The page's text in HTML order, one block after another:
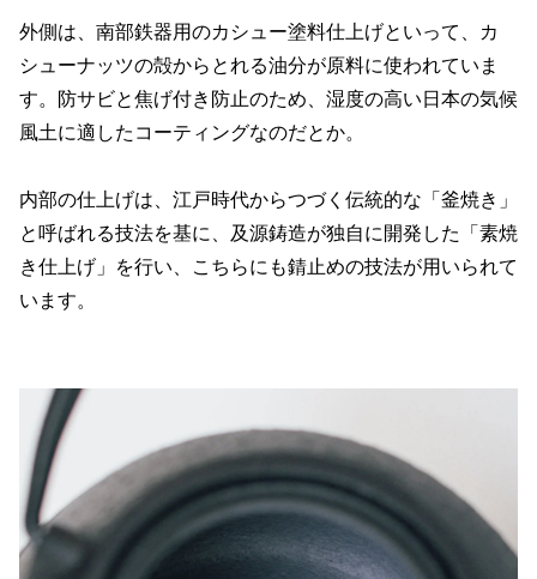
外側は、南部鉄器用のカシュー塗料仕上げといって、カ
シューナッツの殻からとれる油分が原料に使われていま
す。防サビと焦げ付き防止のため、湿度の高い日本の気候
風土に適したコーティングなのだとか。
内部の仕上げは、江戸時代からつづく伝統的な「釜焼き」
と呼ばれる技法を基に、及源鋳造が独自に開発した「素焼
き仕上げ」を行い、こちらにも錆止めの技法が用いられて
います。